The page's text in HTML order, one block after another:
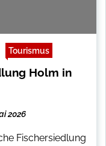
Tourismus
Holm in
2026
Fischersiedlung